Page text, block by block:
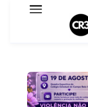
Expediente
Termo de
Sobre o blog